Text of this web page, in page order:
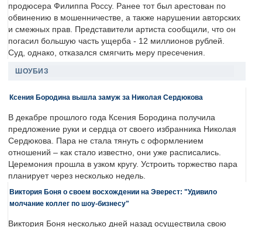
продюсера Филиппа Россу. Ранее тот был арестован по
обвинению в мошенничестве, а также нарушении авторских
и смежных прав. Представители артиста сообщили, что он
погасил большую часть ущерба - 12 миллионов рублей.
Суд, однако, отказался смягчить меру пресечения.
ШОУБИЗ
Ксения Бородина вышла замуж за Николая Сердюкова
В декабре прошлого года Ксения Бородина получила
предложение руки и сердца от своего избранника Николая
Сердюкова. Пара не стала тянуть с оформлением
отношений – как стало известно, они уже расписались.
Церемония прошла в узком кругу. Устроить торжество пара
планирует через несколько недель.
Виктория Боня о своем восхождении на Эверест: "Удивило
молчание коллег по шоу-бизнесу"
Виктория Боня несколько дней назад осуществила свою